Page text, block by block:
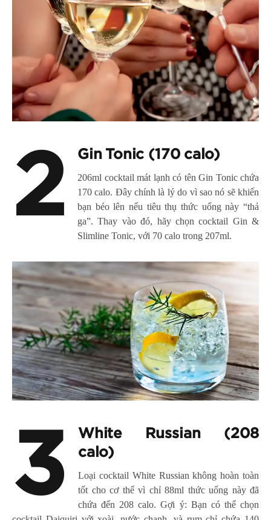
2 Gin Tonic (170 calo)
206ml cocktail mát lạnh có tên Gin Tonic chứa
170 calo. Đây chính là lý do vì sao nó sẽ khiến
bạn béo lên nếu tiêu thụ thức uống này “thả
ga”. Thay vào đó, hãy chọn cocktail Gin &
Slimline Tonic, với 70 calo trong 207ml.
3
White Russian (208
calo)
Loại cocktail White Russian không hoàn toàn
tốt cho cơ thể vì chỉ 88ml thức uống này đã
chứa đến 208 calo. Gợi ý: Bạn có thể chọn